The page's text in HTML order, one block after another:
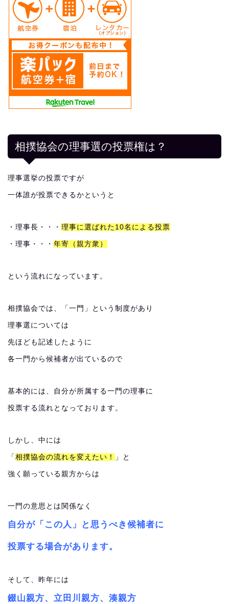
相撲協会の理事選の投票権は？
理事選挙の投票ですが
一体誰が投票できるかというと
・理事長・・・ 理事に選ばれた10名による投票
・理事・・・ 年寄（親方衆）
という流れになっています。
相撲協会では、「一門」という制度があり
理事選については
先ほども記述したように
各一門から候補者が出ているので
基本的には、自分が所属する一門の理事に
投票する流れとなっております。
しかし、中には
「 相撲協会の流れを変えたい！ 」と
強く願っている親方からは
一門の意思とは関係なく
自分が「この人」と思うべき候補者に
投票する場合があります。
そして、昨年には
錣山親方、立田川親方、湊親方